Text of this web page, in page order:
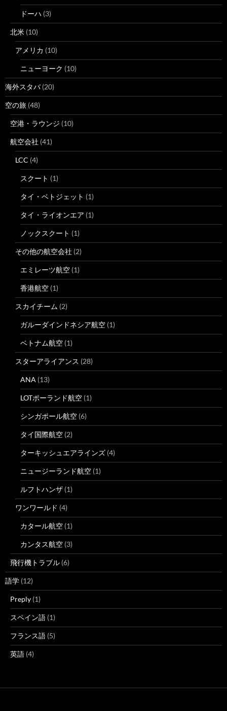
ドーハ (3)
北米 (10)
アメリカ (10)
ニューヨーク (10)
海外スタバ(20)
空の旅 (48)
空港・ラウンジ (10)
航空会社 (41)
LCC (4)
スクート (1)
タイ・ベトジェット (1)
タイ・ライオンエア (1)
ノックスクート (1)
その他の航空会社 (2)
エミレーツ航空 (1)
香港航空 (1)
スカイチーム (2)
ガルーダインドネシア航空 (1)
ベトナム航空 (1)
スターアライアンス (28)
ANA (13)
LOTポーランド航空 (1)
シンガポール航空 (6)
タイ国際航空 (2)
ターキッシュエアラインズ (4)
ニュージーランド航空 (1)
ルフトハンザ (1)
ワンワールド (4)
カタール航空 (1)
カンタス航空 (3)
飛行機トラブル (6)
語学 (12)
Preply (1)
スペイン語 (1)
フランス語 (5)
英語 (4)